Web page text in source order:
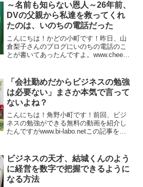
～名前も知らない恩人～26年前、
DVの父親から私達を救ってくれ
たのは、いのちの電話だった
こんにちは！かどの小町です！昨日、山
倉梨子さんのブログにいのちの電話のこ
とが書いてあったんですよ。www.cheer-
す。しかもボランティアらしい！じつは
私、いの...
「会社勤めだからビジネスの勉強
は必要ない」まさか本気で言って
ないよね？
こんにちは！角野小町です！前回、ビジ
ネスの勉強ができる無料の動画を紹介し
たんですがwww.bi-labo.netこの記事を読
画、独立する人のためだけでなく会社勤
めの...
ビジネスの天才、結城くんのよう
に経営を数字で把握できるように
なる方法